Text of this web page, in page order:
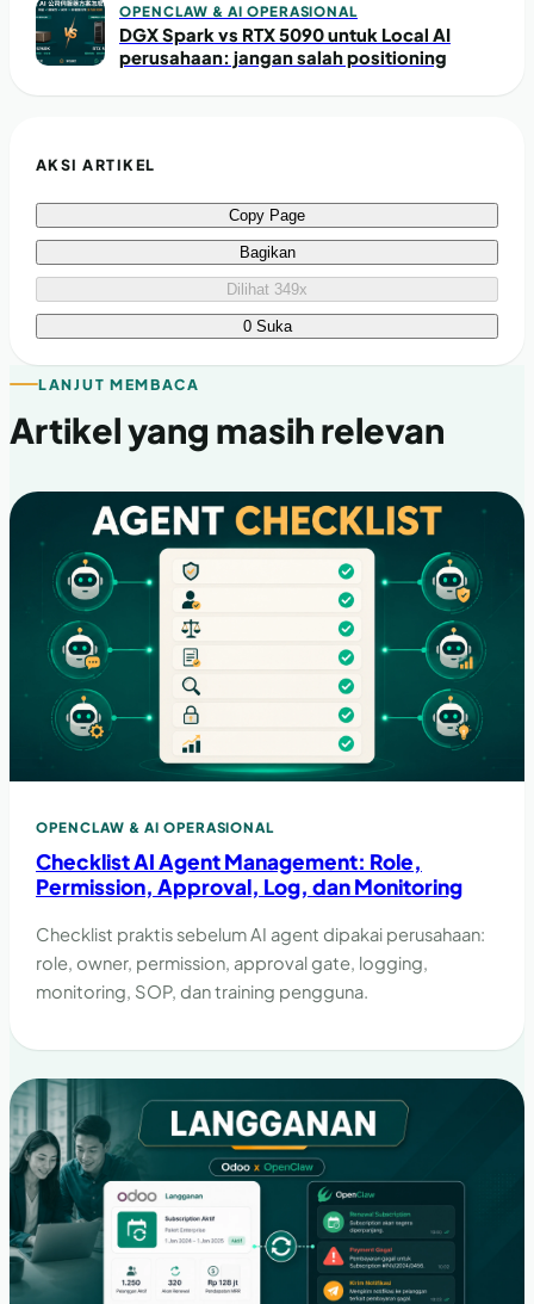
OPENCLAW & AI OPERASIONAL
DGX Spark vs RTX 5090 untuk Local AI
perusahaan: jangan salah positioning
AKSI ARTIKEL
Copy Page
Bagikan
Dilihat 349x
0 Suka
LANJUT MEMBACA
Artikel yang masih relevan
OPENCLAW & AI OPERASIONAL
Checklist AI Agent Management: Role,
Permission, Approval, Log, dan Monitoring
Checklist praktis sebelum AI agent dipakai perusahaan:
role, owner, permission, approval gate, logging,
monitoring, SOP, dan training pengguna.